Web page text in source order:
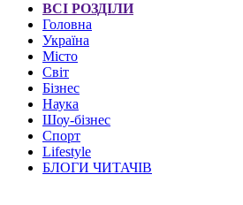
ВСІ РОЗДІЛИ
Головна
Україна
Місто
Світ
Бізнес
Наука
Шоу-бізнес
Спорт
Lifestyle
БЛОГИ ЧИТАЧІВ